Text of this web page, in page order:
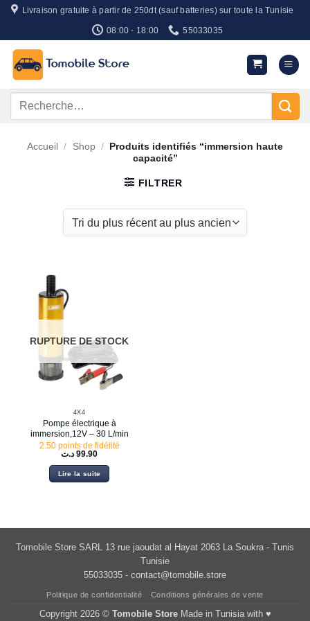
Passer
contenu
Livraison gratuite à partir de 250dt (sauf batteries) sur toute la Tunisie
08:00 - 18:00 55033035
Recherche
Accueil / Shop / Produits identifiés “immersion haute
capacité”
FILTRER
RUPTURE DE STOCK
4X4
Pompe électrique à
immersion,12V – 30 L/min
2.50 points de fidélité
99.90 د.ت
Lire la suite
Tomobile Store SARL 13 rue jaoudat al Hayat 2063 La Soukra - Tunis
Tunisie
55033035 - contact@tomobile.store
Politique de confidentialité Conditions générales de vente
Copyright 2026 © Tomobile StoreMade in Tunisia with ♥